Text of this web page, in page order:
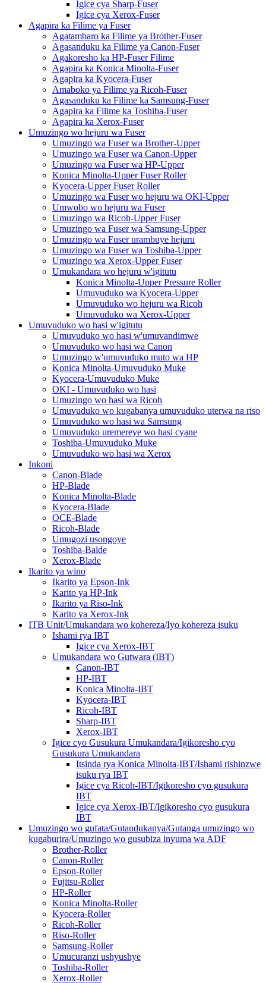
Igice cya Sharp-Fuser
Igice cya Xerox-Fuser
Agapira ka Filime ya Fuser
Agatambaro ka Filime ya Brother-Fuser
Agasanduku ka Filime ya Canon-Fuser
Agakoresho ka HP-Fuser Filime
Agapira ka Konica Minolta-Fuser
Agapira ka Kyocera-Fuser
Amaboko ya Filime ya Ricoh-Fuser
Agasanduku ka Filime ka Samsung-Fuser
Agapira ka Filime ka Toshiba-Fuser
Agapira ka Xerox-Fuser
Umuzingo wo hejuru wa Fuser
Umuzingo wa Fuser wa Brother-Upper
Umuzingo wa Fuser wa Canon-Upper
Umuzingo wa Fuser wa HP-Upper
Konica Minolta-Upper Fuser Roller
Kyocera-Upper Fuser Roller
Umuzingo wa Fuser wo hejuru wa OKI-Upper
Umwobo wo hejuru wa Fuser
Umuzingo wa Ricoh-Upper Fuser
Umuzingo wa Fuser wa Samsung-Upper
Umuzingo wa Fuser urambuye hejuru
Umuzingo wa Fuser wa Toshiba-Upper
Umuzingo wa Xerox-Upper Fuser
Umukandara wo hejuru w'igitutu
Konica Minolta-Upper Pressure Roller
Umuvuduko wa Kyocera-Upper
Umuvuduko wo hejuru wa Ricoh
Umuvuduko wa Xerox-Upper
Umuvuduko wo hasi w'igitutu
Umuvuduko wo hasi w'umuvandimwe
Umuvuduko wo hasi wa Canon
Umuzingo w'umuvuduko muto wa HP
Konica Minolta-Umuvuduko Muke
Kyocera-Umuvuduko Muke
OKI - Umuvuduko wo hasi
Umuzingo wo hasi wa Ricoh
Umuvuduko wo kugabanya umuvuduko uterwa na riso
Umuvuduko wo hasi wa Samsung
Umuvuduko uremereye wo hasi cyane
Toshiba-Umuvuduko Muke
Umuvuduko wo hasi wa Xerox
Inkoni
Canon-Blade
HP-Blade
Konica Minolta-Blade
Kyocera-Blade
OCE-Blade
Ricoh-Blade
Umugozi usongoye
Toshiba-Balde
Xerox-Blade
Ikarito ya wino
Ikarito ya Epson-Ink
Karito ya HP-Ink
Ikarito ya Riso-Ink
Karito ya Xerox-Ink
ITB Unit/Umukandara wo kohereza/Iyo kohereza isuku
Ishami rya IBT
Igice cya Xerox-IBT
Umukandara wo Gutwara (IBT)
Canon-IBT
HP-IBT
Konica Minolta-IBT
Kyocera-IBT
Ricoh-IBT
Sharp-IBT
Xerox-IBT
Igice cyo Gusukura Umukandara/Igikoresho cyo
Gusukura Umukandara
Itsinda rya Konica Minolta-IBT/Ishami rishinzwe
isuku rya IBT
Igice cya Ricoh-IBT/Igikoresho cyo gusukura
IBT
Igice cya Xerox-IBT/Igikoresho cyo gusukura
IBT
Umuzingo wo gufata/Gutandukanya/Gutanga umuzingo wo
kugaburira/Umuzingo wo gusubiza inyuma wa ADF
Brother-Roller
Canon-Roller
Epson-Roller
Fujitsu-Roller
HP-Roller
Konica Minolta-Roller
Kyocera-Roller
Ricoh-Roller
Riso-Roller
Samsung-Roller
Umucuranzi ushyushye
Toshiba-Roller
Xerox-Roller